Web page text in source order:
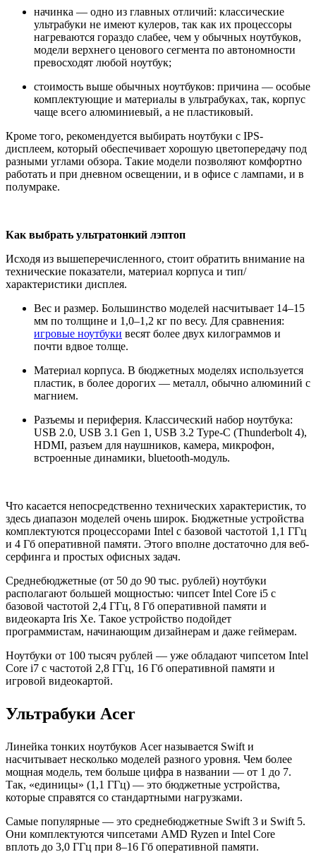
начинка — одно из главных отличий: классические
ультрабуки не имеют кулеров, так как их процессоры
нагреваются гораздо слабее, чем у обычных ноутбуков,
модели верхнего ценового сегмента по автономности
превосходят любой ноутбук;
стоимость выше обычных ноутбуков: причина — особые
комплектующие и материалы в ультрабуках, так, корпус
чаще всего алюминиевый, а не пластиковый.
Кроме того, рекомендуется выбирать ноутбуки с IPS-
дисплеем, который обеспечивает хорошую цветопередачу под
разными углами обзора. Такие модели позволяют комфортно
работать и при дневном освещении, и в офисе с лампами, и в
полумраке.
Как выбрать ультратонкий лэптоп
Исходя из вышеперечисленного, стоит обратить внимание на
технические показатели, материал корпуса и тип/
характеристики дисплея.
Вес и размер. Большинство моделей насчитывает 14–15
мм по толщине и 1,0–1,2 кг по весу. Для сравнения:
игровые ноутбуки весят более двух килограммов и
почти вдвое толще.
Материал корпуса. В бюджетных моделях используется
пластик, в более дорогих — металл, обычно алюминий с
магнием.
Разъемы и периферия. Классический набор ноутбука:
USB 2.0, USB 3.1 Gen 1, USB 3.2 Type-C (Thunderbolt 4),
HDMI, разъем для наушников, камера, микрофон,
встроенные динамики, bluetooth-модуль.
Что касается непосредственно технических характеристик, то
здесь диапазон моделей очень широк. Бюджетные устройства
комплектуются процессорами Intel с базовой частотой 1,1 ГГц
и 4 Гб оперативной памяти. Этого вполне достаточно для веб-
серфинга и простых офисных задач.
Среднебюджетные (от 50 до 90 тыс. рублей) ноутбуки
располагают большей мощностью: чипсет Intel Core i5 с
базовой частотой 2,4 ГГц, 8 Гб оперативной памяти и
видеокарта Iris Xe. Такое устройство подойдет
программистам, начинающим дизайнерам и даже геймерам.
Ноутбуки от 100 тысяч рублей — уже обладают чипсетом Intel
Core i7 с частотой 2,8 ГГц, 16 Гб оперативной памяти и
игровой видеокартой.
Ультрабуки Acer
Линейка тонких ноутбуков Acer называется Swift и
насчитывает несколько моделей разного уровня. Чем более
мощная модель, тем больше цифра в названии — от 1 до 7.
Так, «единицы» (1,1 ГГц) — это бюджетные устройства,
которые справятся со стандартными нагрузками.
Самые популярные — это среднебюджетные Swift 3 и Swift 5.
Они комплектуются чипсетами AMD Ryzen и Intel Core
вплоть до 3,0 ГГц при 8–16 Гб оперативной памяти.